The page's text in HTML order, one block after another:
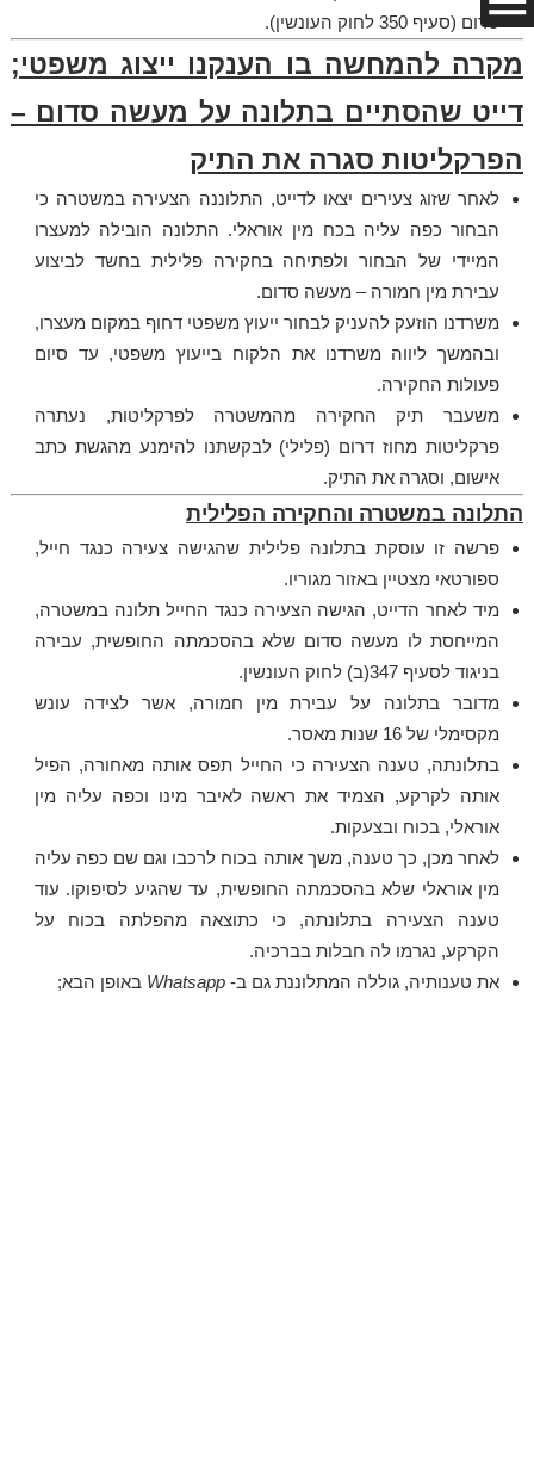
סדום (סעיף 350 לחוק העונשין).
מקרה להמחשה בו הענקנו ייצוג משפטי;
דייט שהסתיים בתלונה על מעשה סדום –
הפרקליטות סגרה את התיק
לאחר שזוג צעירים יצאו לדייט, התלוננה הצעירה במשטרה כי
הבחור כפה עליה בכח מין אוראלי. התלונה הובילה למעצרו
המיידי של הבחור ולפתיחה בחקירה פלילית בחשד לביצוע
עבירת מין חמורה – מעשה סדום.
משרדנו הוזעק להעניק לבחור ייעוץ משפטי דחוף במקום מעצרו,
ובהמשך ליווה משרדנו את הלקוח בייעוץ משפטי, עד סיום
פעולות החקירה.
משעבר תיק החקירה מהמשטרה לפרקליטות, נעתרה
פרקליטות מחוז דרום (פלילי) לבקשתנו להימנע מהגשת כתב
אישום, וסגרה את התיק.
התלונה במשטרה והחקירה הפלילית
פרשה זו עוסקת בתלונה פלילית שהגישה צעירה כנגד חייל,
ספורטאי מצטיין באזור מגוריו.
מיד לאחר הדייט, הגישה הצעירה כנגד החייל תלונה במשטרה,
המייחסת לו מעשה סדום שלא בהסכמתה החופשית, עבירה
בניגוד לסעיף 347(ב) לחוק העונשין.
מדובר בתלונה על עבירת מין חמורה, אשר לצידה עונש
מקסימלי של 16 שנות מאסר.
בתלונתה, טענה הצעירה כי החייל תפס אותה מאחורה, הפיל
אותה לקרקע, הצמיד את ראשה לאיבר מינו וכפה עליה מין
אוראלי, בכוח ובצעקות.
לאחר מכן, כך טענה, משך אותה בכוח לרכבו וגם שם כפה עליה
מין אוראלי שלא בהסכמתה החופשית, עד שהגיע לסיפוקו. עוד
טענה הצעירה בתלונתה, כי כתוצאה מהפלתה בכוח על
הקרקע, נגרמו לה חבלות בברכיה.
את טענותיה, גוללה המתלוננת גם ב- Whatsapp באופן הבא;